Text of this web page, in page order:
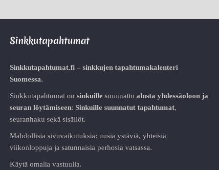
Sinkkutapahtumat
Sinkkutapahtumat.fi – sinkkujen tapahtumakalenteri
Suomessa.
Sinkkutapahtumat on sinkuille suunnattu alusta yhdessäoloon ja
seuran löytämiseen: Sinkuille suunnatut tapahtumat,
seuranhaku sekä sisällöt.
Mahdollisia sivuvaikutuksia: uusia ystäviä, yhteisiä
viikonloppuja ja satunnaisia perhosia vatsassa.
Käytä omalla vastuulla.